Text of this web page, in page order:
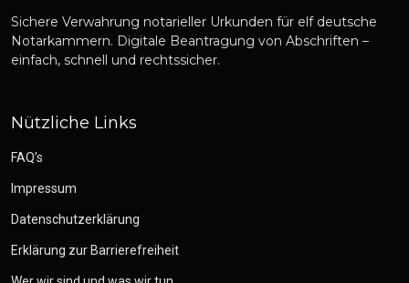
Sichere Verwahrung notarieller Urkunden für elf deutsche
Notarkammern. Digitale Beantragung von Abschriften –
einfach, schnell und rechtssicher.
Nützliche Links
FAQ’s
Impressum
Datenschutzerklärung
Erklärung zur Barrierefreiheit